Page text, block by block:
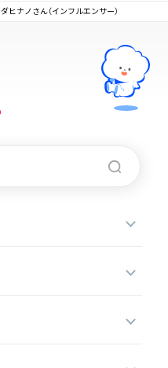
ヒナノさん（インフルエンサー）